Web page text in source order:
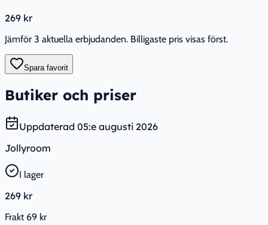
269 kr
Jämför 3 aktuella erbjudanden. Billigaste pris visas först.
Spara favorit
Butiker och priser
Uppdaterad 05:e augusti 2026
Jollyroom
I lager
269 kr
Frakt 69 kr